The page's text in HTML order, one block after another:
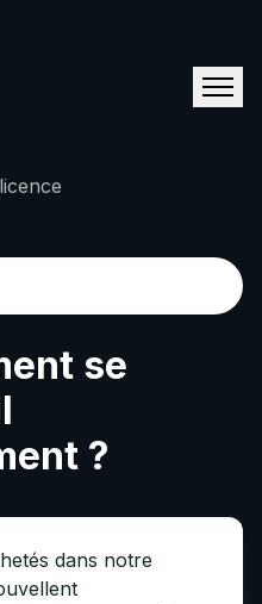
se
?
dans notre